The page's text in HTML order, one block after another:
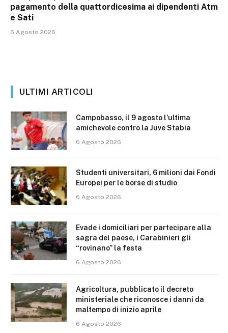
pagamento della quattordicesima ai dipendenti Atm
e Sati
6 Agosto 2026
ULTIMI ARTICOLI
Campobasso, il 9 agosto l’ultima
amichevole contro la Juve Stabia
6 Agosto 2026
Studenti universitari, 6 milioni dai Fondi
Europei per le borse di studio
6 Agosto 2026
Evade i domiciliari per partecipare alla
sagra del paese, i Carabinieri gli
“rovinano” la festa
6 Agosto 2026
Agricoltura, pubblicato il decreto
ministeriale che riconosce i danni da
maltempo di inizio aprile
6 Agosto 2026